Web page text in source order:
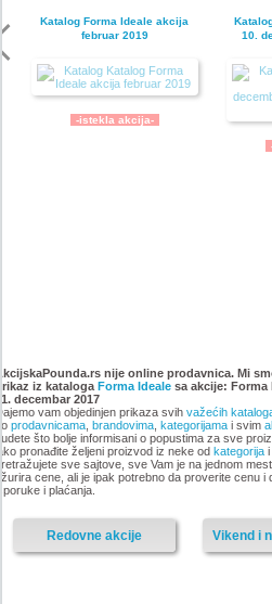
Katalog Forma Ideale akcija
februar 2019
-istekla akcija-
10.
namestaja, akcija 6. novembar
do 9. decembar 2018
-istekla akcija-
nije online prodavnica. Mi
iz kataloga Forma Idealesa akcije: Forma
decembar 2017
vam objedinjen prikaza svih važećih
prodavnicama, brandovima, kategorijamai svim
što bolje informisani o popustima za sve
pronađite željeni proizvod iz neke od kategorijai
sve sajtove, sve Vam je na jednom
cene, ali je ipak potrebno da proverite cenu
i plaćanja.
Vikend i
Redovne akcije